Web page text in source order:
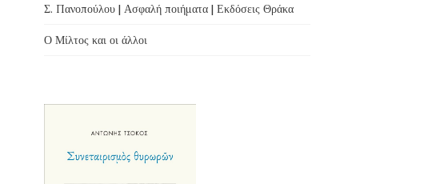
Σ. Πανοπούλου | Ασφαλή ποιήματα | Εκδόσεις Θράκα
Ο Μίλτος και οι άλλοι